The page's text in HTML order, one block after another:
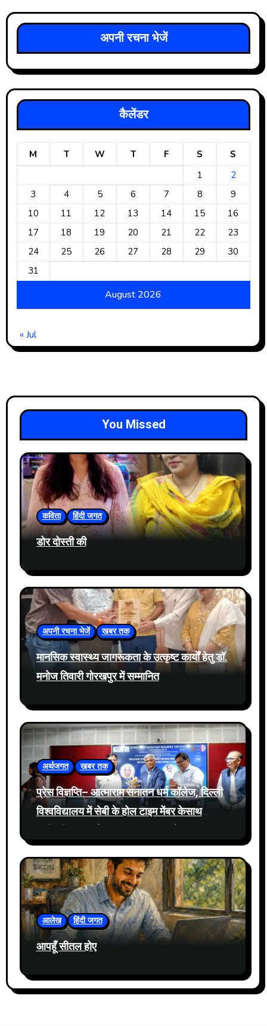
अपनी रचना भेजें
कैलेंडर
August 2026
M T W T F S
S
1
2
3
4 5 6 7 8
9
10
11 12 13 14 15
16
17
18 19 20 21 22
23
24
25 26 27 28 29
30
31
« Jul
You Missed
कविता हिंदी जगत
डोर दोस्ती की
अपनी रचना भेजें खबर तक
मानसिक स्वास्थ्य जागरूकता के उत्कृष्ट कार्यों हेतु डॉ.
मनोज तिवारी गोरखपुर में सम्मानित
अर्थजगत खबर तक
प्रेस विज्ञप्ति– आत्माराम सनातन धर्म कॉलेज, दिल्ली
विश्वविद्यालय में सेबी के होल टाइम मेंबर केसाथ
आयोजित
आलेख हिंदी जगत
आपहूँ सीतल होए